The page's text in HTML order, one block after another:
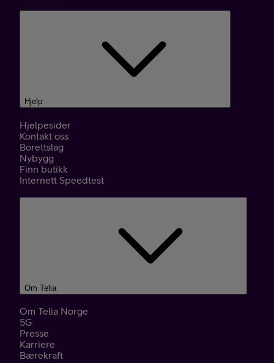
Hjelp
Hjelpesider
Kontakt oss
Borettslag
Nybygg
Finn butikk
Internett Speedtest
Om Telia
Om Telia Norge
5G
Presse
Karriere
Bærekraft